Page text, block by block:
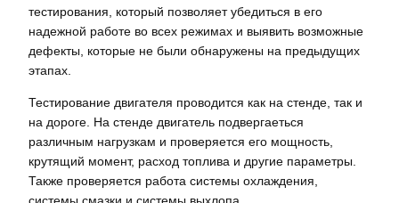
тестирования, который позволяет убедиться в его
надежной работе во всех режимах и выявить возможные
дефекты, которые не были обнаружены на предыдущих
этапах.
Тестирование двигателя проводится как на стенде, так и
на дороге. На стенде двигатель подвергаеться
различным нагрузкам и проверяется его мощность,
крутящий момент, расход топлива и другие параметры.
Также проверяется работа системы охлаждения,